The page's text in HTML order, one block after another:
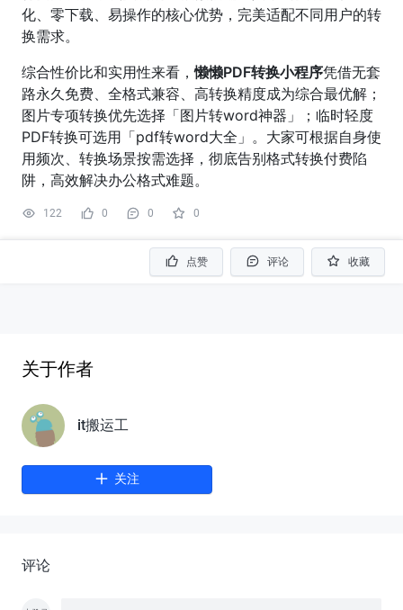
化、零下载、易操作的核心优势，完美适配不同用户的转
换需求。
综合性价比和实用性来看，懒懒PDF转换小程序凭借无套
路永久免费、全格式兼容、高转换精度成为综合最优解；
图片专项转换优先选择「图片转word神器」；临时轻度
PDF转换可选用「pdf转word大全」。大家可根据自身使
用频次、转换场景按需选择，彻底告别格式转换付费陷
阱，高效解决办公格式难题。
122 0 0 0
点赞 评论 收藏
关于作者
it搬运工
关注
评论